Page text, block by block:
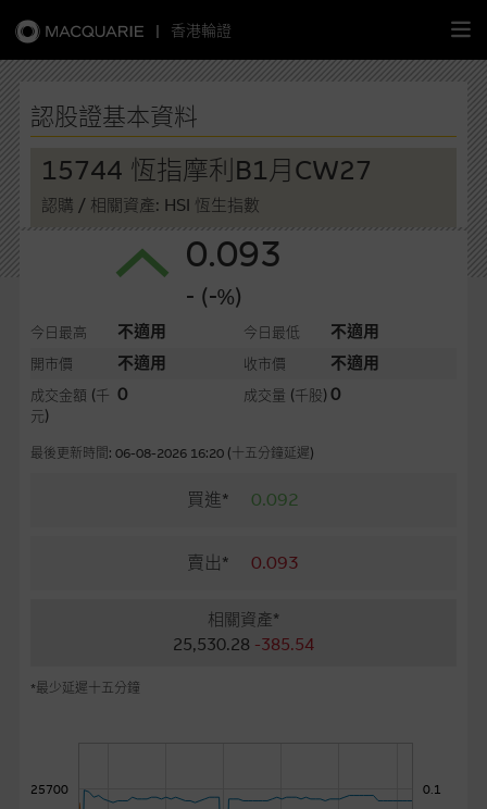
| 香港輪證
主頁
牛熊證
認股證基本資料
15744 恆指摩利B1月CW27
認購 / 相關資產: HSI 恆生指數
0.093
- (-%)
今日最高 不適用 今日最低 不適用
開市價 不適用 收市價 不適用
成交金額 (千
元)
0 成交量 (千股)0
最後更新時間: 06-08-2026 16:20 (十五分鐘延遲)
買進* 0.092
賣出* 0.093
相關資產*
25,530.28 -385.54
*最少延遲十五分鐘
0.1
25700